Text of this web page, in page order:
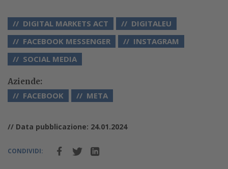
DIGITAL MARKETS ACT
DIGITALEU
FACEBOOK MESSENGER
INSTAGRAM
SOCIAL MEDIA
Aziende:
FACEBOOK META
// Data pubblicazione: 24.01.2024
CONDIVIDI: